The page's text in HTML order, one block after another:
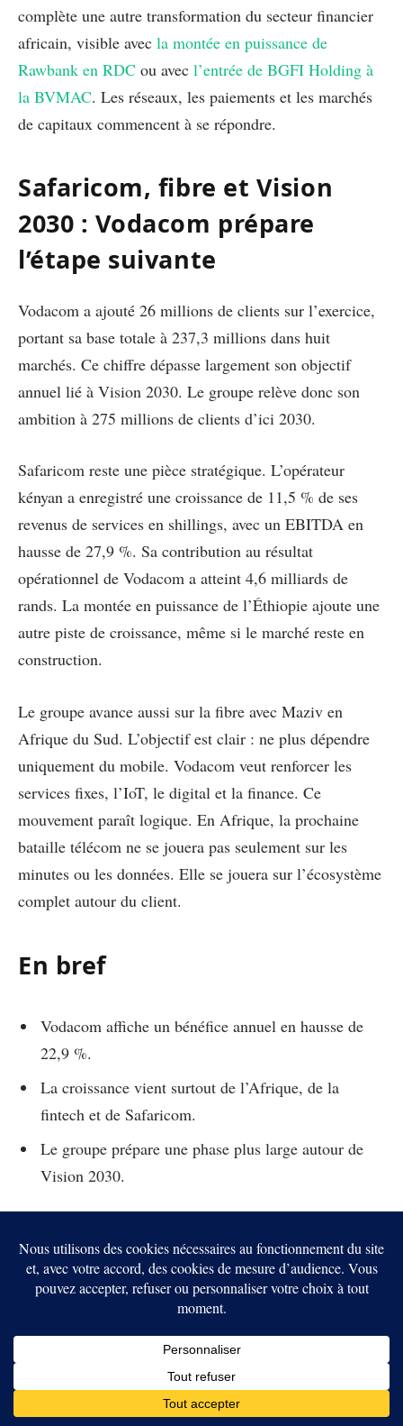
complète une autre transformation du secteur financier
africain, visible avec la montée en puissance de
Rawbank en RDC ou avec l’entrée de BGFI Holding à
la BVMAC. Les réseaux, les paiements et les marchés
de capitaux commencent à se répondre.
Safaricom, fibre et Vision
2030 : Vodacom prépare
l’étape suivante
Vodacom a ajouté 26 millions de clients sur l’exercice,
portant sa base totale à 237,3 millions dans huit
marchés. Ce chiffre dépasse largement son objectif
annuel lié à Vision 2030. Le groupe relève donc son
ambition à 275 millions de clients d’ici 2030.
Safaricom reste une pièce stratégique. L’opérateur
kényan a enregistré une croissance de 11,5 % de ses
revenus de services en shillings, avec un EBITDA en
hausse de 27,9 %. Sa contribution au résultat
opérationnel de Vodacom a atteint 4,6 milliards de
rands. La montée en puissance de l’Éthiopie ajoute une
autre piste de croissance, même si le marché reste en
construction.
Le groupe avance aussi sur la fibre avec Maziv en
Afrique du Sud. L’objectif est clair : ne plus dépendre
uniquement du mobile. Vodacom veut renforcer les
services fixes, l’IoT, le digital et la finance. Ce
mouvement paraît logique. En Afrique, la prochaine
bataille télécom ne se jouera pas seulement sur les
minutes ou les données. Elle se jouera sur l’écosystème
complet autour du client.
En bref
Vodacom affiche un bénéfice annuel en hausse de
22,9 %.
La croissance vient surtout de l’Afrique, de la
fintech et de Safaricom.
Le groupe prépare une phase plus large autour de
Vision 2030.
FacebookTwitter Pinterest LinkedIn Tumblr Email
Lydie Musekwa
Lydie Musekwa, enseignante chercheuse passionnée par
les nouvelles technologies, plonge dans l'univers des
cryptomonnaies avec un regard analytique et innovant.